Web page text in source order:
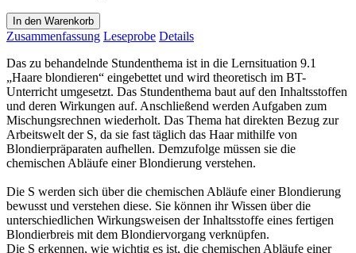
In den Warenkorb
Zusammenfassung Leseprobe Details
Das zu behandelnde Stundenthema ist in die Lernsituation 9.1
„Haare blondieren“ eingebettet und wird theoretisch im BT-
Unterricht umgesetzt. Das Stundenthema baut auf den Inhaltsstoffen
und deren Wirkungen auf. Anschließend werden Aufgaben zum
Mischungsrechnen wiederholt. Das Thema hat direkten Bezug zur
Arbeitswelt der S, da sie fast täglich das Haar mithilfe von
Blondierpräparaten aufhellen. Demzufolge müssen sie die
chemischen Abläufe einer Blondierung verstehen.
Die S werden sich über die chemischen Abläufe einer Blondierung
bewusst und verstehen diese. Sie können ihr Wissen über die
unterschiedlichen Wirkungsweisen der Inhaltsstoffe eines fertigen
Blondierbreis mit dem Blondiervorgang verknüpfen.
Die S erkennen, wie wichtig es ist, die chemischen Abläufe einer